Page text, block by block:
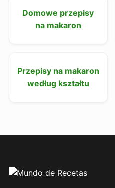
Domowe przepisy
na makaron
Przepisy na makaron
według kształtu